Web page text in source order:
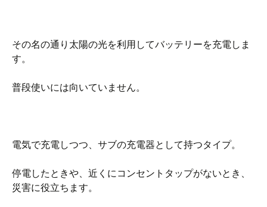
その名の通り太陽の光を利用してバッテリーを充電しま
す。
普段使いには向いていません。
電気で充電しつつ、サブの充電器として持つタイプ。
停電したときや、近くにコンセントタップがないとき、
災害に役立ちます。